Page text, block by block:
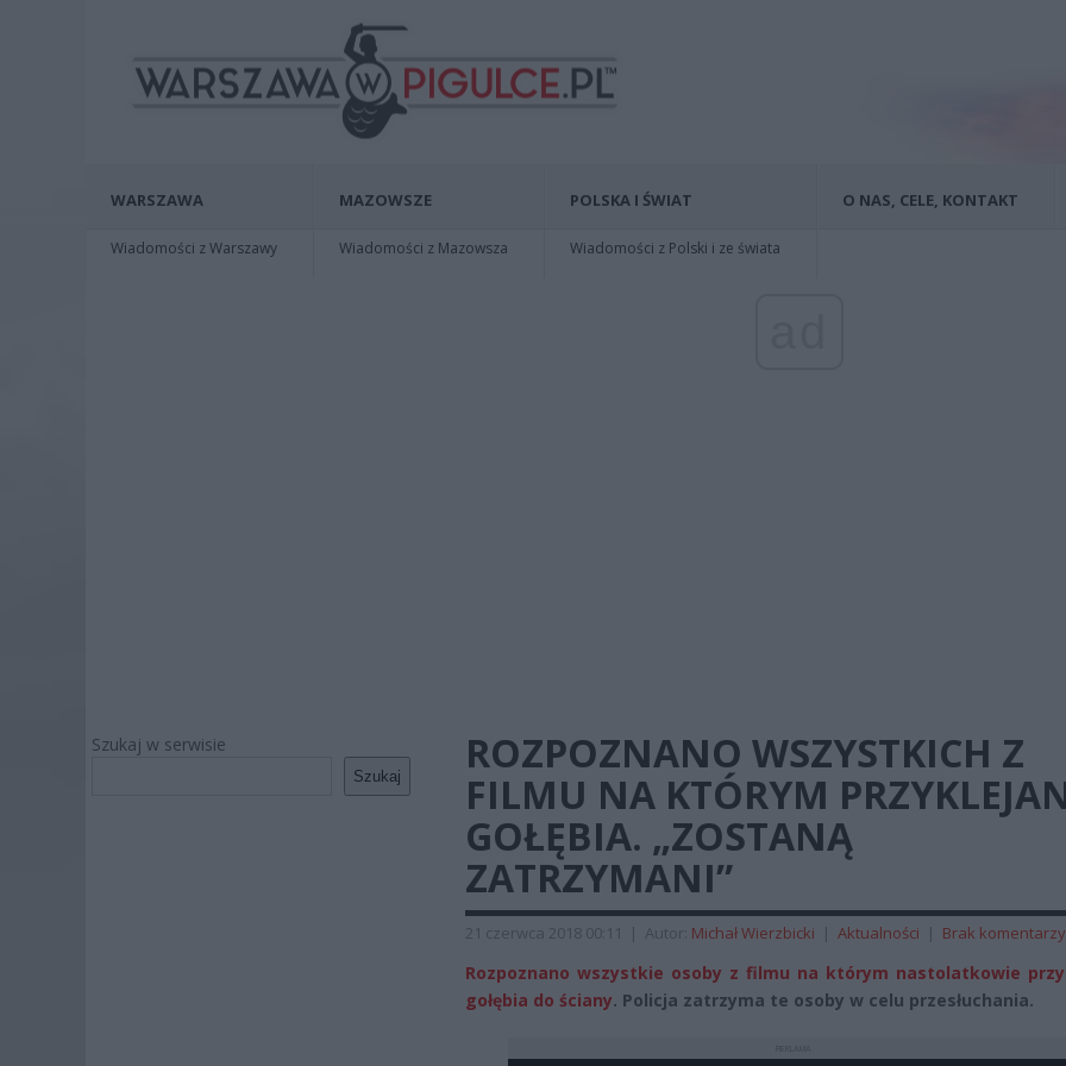
WARSZAWA
Wiadomości z Warszawy
MAZOWSZE
Wiadomości z Mazowsza
POLSKA I ŚWIAT
Wiadomości z Polski i ze świata
O NAS, CELE, KONTAKT
Szukaj w serwisie
Szukaj
ROZPOZNANO WSZYSTKICH Z
FILMU NA KTÓRYM
GOŁĘBIA. „ZOSTANĄ
ZATRZYMANI”
21 czerwca 2018 00:11 | Autor: Michał Wierzbicki | Aktualności | Brak komentarzy
Rozpoznano wszystkie osoby z filmu na którym nastolatkowie
gołębia do ściany. Policja zatrzyma te osoby w celu przesłuchania.